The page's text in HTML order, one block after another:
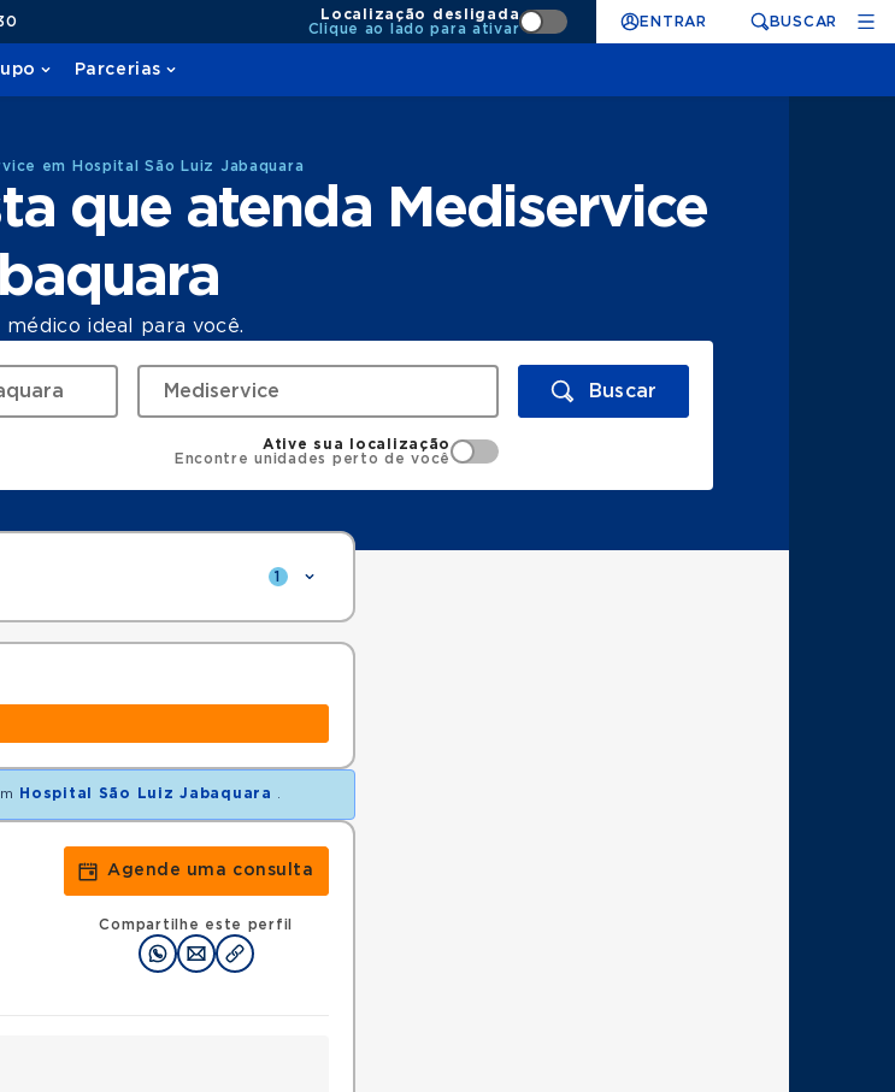
Localização desligada
Clique ao lado para ativar
ENTRAR BUSCAR
Parcerias
em Hospital São Luiz Jabaquara
que atenda Mediservice
médico ideal para você.
Buscar
Ative sua localização
Encontre unidades perto de você
1
Hospital São Luiz Jabaquara
Agende uma consulta
Compartilhe este perfil